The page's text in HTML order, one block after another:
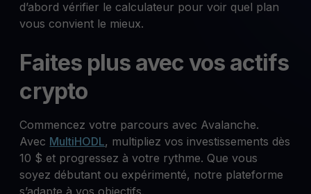
d’abord vérifier le calculateur pour voir quel plan
vous convient le mieux.
Faites plus avec vos actifs
crypto
Commencez votre parcours avec Avalanche.
Avec MultiHODL, multipliez vos investissements dès
10 $ et progressez à votre rythme. Que vous
soyez débutant ou expérimenté, notre plateforme
s’adapte à vos objectifs.